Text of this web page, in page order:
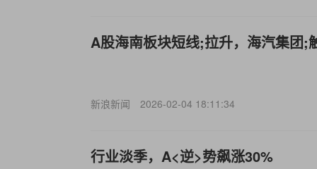
A股海南板块短线;拉升，海汽集团;
新浪新闻 2026-02-04 18:11:34
行业淡季， A<逆>势飙涨30%